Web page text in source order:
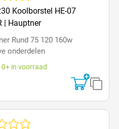
Koolborstel HE-07
| Hauptner
Rund 75 120 160w
onderdelen
in voorraad